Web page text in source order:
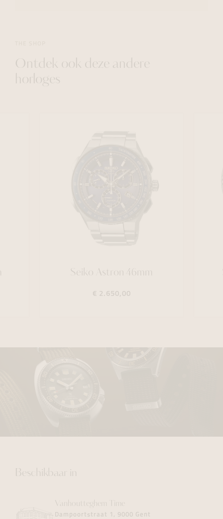
Ontdek ook deze andere
horloges
Seiko Astron 46mm
€ 2.650,00
Beschikbaar in
Vanhoutteghem Time
Dampoortstraat 1, 9000 Gent